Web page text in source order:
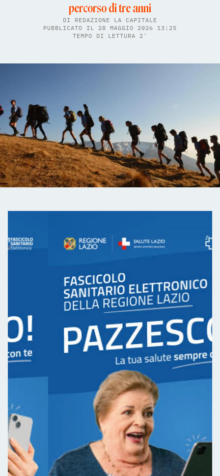
percorso di tre anni
DI REDAZIONE LA CAPITALE
PUBBLICATO IL 28 MAGGIO 2026 13:25
TEMPO DI LETTURA 2'